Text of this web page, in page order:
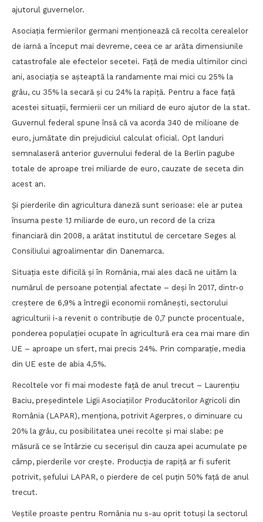
ajutorul guvernelor.
Asociația fermierilor germani menționează că recolta cerealelor
de iarnă a început mai devreme, ceea ce ar arăta dimensiunile
catastrofale ale efectelor secetei. Față de media ultimilor cinci
ani, asociația se așteaptă la randamente mai mici cu 25% la
grâu, cu 35% la secară și cu 24% la rapiță. Pentru a face față
acestei situații, fermierii cer un miliard de euro ajutor de la stat.
Guvernul federal spune însă că va acorda 340 de milioane de
euro, jumătate din prejudiciul calculat oficial. Opt landuri
semnalaseră anterior guvernului federal de la Berlin pagube
totale de aproape trei miliarde de euro, cauzate de seceta din
acest an.
Şi pierderile din agricultura daneză sunt serioase: ele ar putea
însuma peste 1,1 miliarde de euro, un record de la criza
financiară din 2008, a arătat institutul de cercetare Seges al
Consiliului agroalimentar din Danemarca.
Situația este dificilă și în România, mai ales dacă ne uităm la
numărul de persoane potențial afectate – deși în 2017, dintr-o
creștere de 6,9% a întregii economii românești, sectorului
agriculturii i-a revenit o contribuție de 0,7 puncte procentuale,
ponderea populației ocupate în agricultură era cea mai mare din
UE – aproape un sfert, mai precis 24%. Prin comparație, media
din UE este de abia 4,5%.
Recoltele vor fi mai modeste față de anul trecut – Laurenţiu
Baciu, preşedintele Ligii Asociaţiilor Producătorilor Agricoli din
România (LAPAR), menționa, potrivit Agerpres, o diminuare cu
20% la grâu, cu posibilitatea unei recolte și mai slabe: pe
măsură ce se întârzie cu secerişul din cauza apei acumulate pe
câmp, pierderile vor creşte. Producţia de rapiţă ar fi suferit
potrivit, șefului LAPAR, o pierdere de cel puţin 50% faţă de anul
trecut.
Veștile proaste pentru România nu s-au oprit totuși la sectorul